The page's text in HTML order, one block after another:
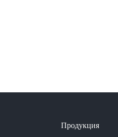
Продукция